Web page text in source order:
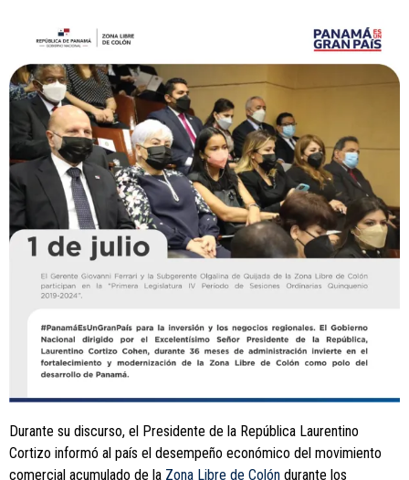
Durante su discurso, el Presidente de la República Laurentino
Cortizo informó al país el desempeño económico del movimiento
comercial acumulado de la Zona Libre de Colón durante los